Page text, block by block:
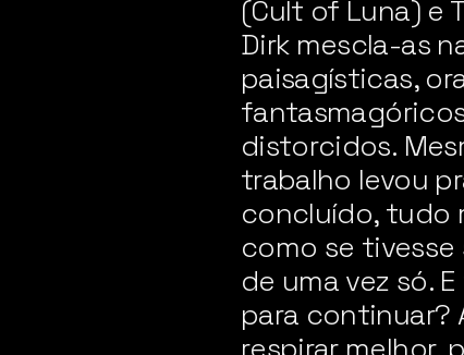
(Cult of Luna) e
Dirk mescla-as
paisagísticas,
distorcidos.
trabalho levou
concluído, tudo
como se tivesse
de uma vez só.
para continuar?